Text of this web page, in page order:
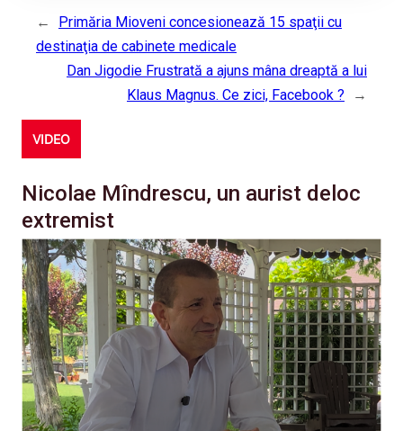
←
Primăria Mioveni concesionează 15 spaţii cu
destinaţia de cabinete medicale
Dan Jigodie Frustrată a ajuns mâna dreaptă a lui
Klaus Magnus. Ce zici, Facebook ?
→
VIDEO
Nicolae Mîndrescu, un aurist deloc
extremist